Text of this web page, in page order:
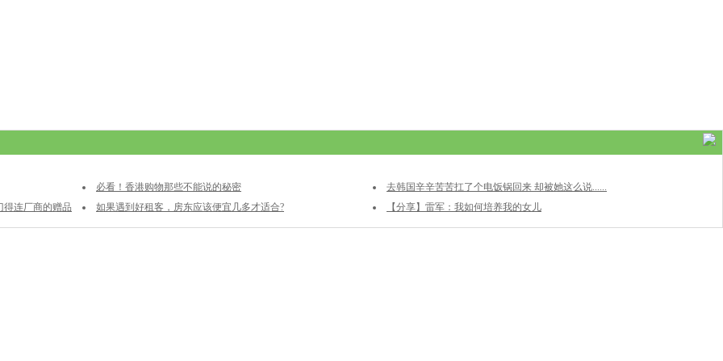
必看！香港购物那些不能说的秘密
去韩国辛辛苦苦扛了个电饭锅回来 却被她这么说......
得连厂商的赠品
如果遇到好租客，房东应该便宜几多才适合? 【分享】雷军：我如何培养我的女儿